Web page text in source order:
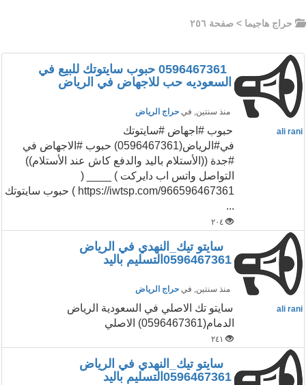
حراج هاجيما > صفحة ٢٥٦
0596467361 حبوب سايتوتك للبيع في
السعوديه حب للاجهاض في الرياض
منذ سنتين, في حراج الرياض
ali rani
حبوب #اجهاض #سايتوتك
في#الرياض(0596467361) حبوب #الاجهاض في
#جدة ((الأستلام باليد والدفع كاش عند الأستلام))
التواصل واتس اب دايركت ) ____ (
https://iwtsp.com/966596467361 ) حبوب سايتوتك
...
٢٠٤
سايتو تيك_النهدي في الرياض
0596467361التسليم باليد
منذ سنتين, في حراج الرياض
ali rani
سايتو تك الاصلي في السعودية الرياض
الدمام(0596467361) الاصلي
٢٤١
سايتو تيك_النهدي في الرياض
0596467361التسليم باليد